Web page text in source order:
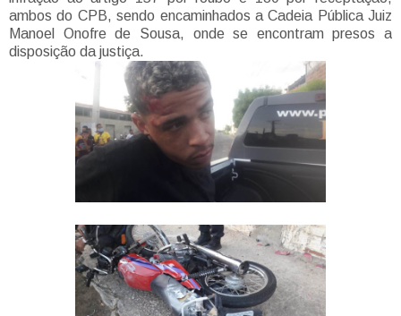
ambos do CPB, sendo encaminhados a Cadeia Pública Juiz
Manoel Onofre de Sousa, onde se encontram presos a
disposição da justiça.